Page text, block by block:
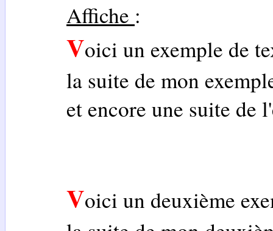
Affiche :
Voici un exemple de
la suite de mon
et encore une suite de
Voici un deuxième